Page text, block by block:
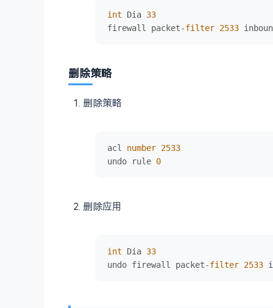
int Dia 33
firewall packet-filter 2533
删除策略
删除策略
acl number 2533
undo rule 0
删除应用
int Dia 33
undo firewall packet-filter 2533